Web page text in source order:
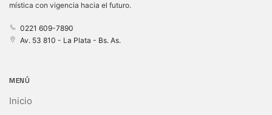
mística con vigencia hacia el futuro.
0221 609-7890
Av. 53 810 - La Plata - Bs. As.
MENÚ
Inicio